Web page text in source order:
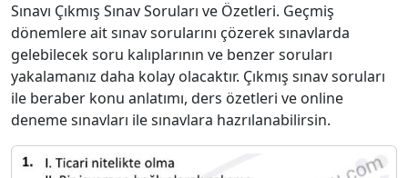
Sınavı Çıkmış Sınav Soruları ve Özetleri. Geçmiş
dönemlere ait sınav sorularını çözerek sınavlarda
gelebilecek soru kalıplarının ve benzer soruları
yakalamanız daha kolay olacaktır. Çıkmış sınav soruları
ile beraber konu anlatımı, ders özetleri ve online
deneme sınavları ile sınavlara hazrılanabilirsin.